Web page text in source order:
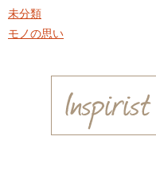
未分類
モノの思い